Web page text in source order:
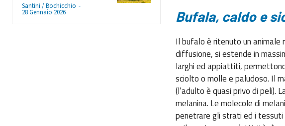
Santini / Bochicchio -
28 Gennaio 2026 Bufala, caldo e
Il bufalo è ritenuto un animale
diffusione, si estende in
larghi ed appiattiti,
sciolto o molle e paludoso. Il
(l’adulto è quasi privo di peli).
melanina. Le molecole di
penetrare gli strati ed i